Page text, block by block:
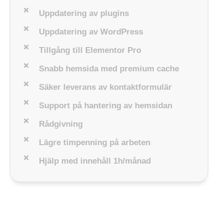
Uppdatering av plugins
Uppdatering av WordPress
Tillgång till Elementor Pro
Snabb hemsida med premium cache
Säker leverans av kontaktformulär
Support på hantering av hemsidan
Rådgivning
Lägre timpenning på arbeten
Hjälp med innehåll 1h/månad